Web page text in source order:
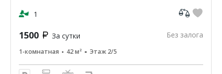
кв-42м2.ЦУМ,Шайба,Аптеки,банкомат-Сбербанк
ВТБ,Пятерочка.Чи...
1
1500 За сутки Без залога
1-комнатная 42 м² Этаж 2/5